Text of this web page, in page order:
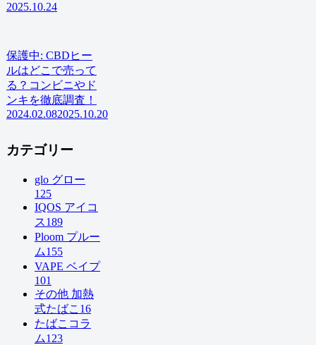
2025.10.24
保護中: CBDヒー
ルはどこで売って
る？コンビニやド
ンキを徹底調査！
2024.02.082025.10.20
カテゴリー
glo グロー
125
IQOS アイコ
ス189
Ploom プルー
ム155
VAPE ベイプ
101
その他 加熱
式たばこ 16
たばこコラ
ム123